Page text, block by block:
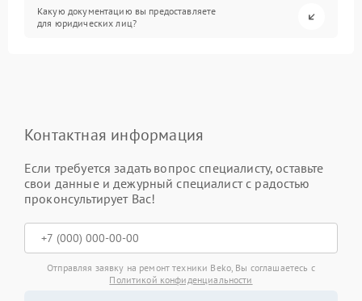
Какую документацию вы предоставляете
для юридических лиц?
Контактная информация
Если требуется задать вопрос специалисту, оставьте
свои данные и дежурный специалист с радостью
проконсультирует Вас!
Отправляя заявку на ремонт техники Beko, Вы соглашаетесь с
Политикой конфиденциальности